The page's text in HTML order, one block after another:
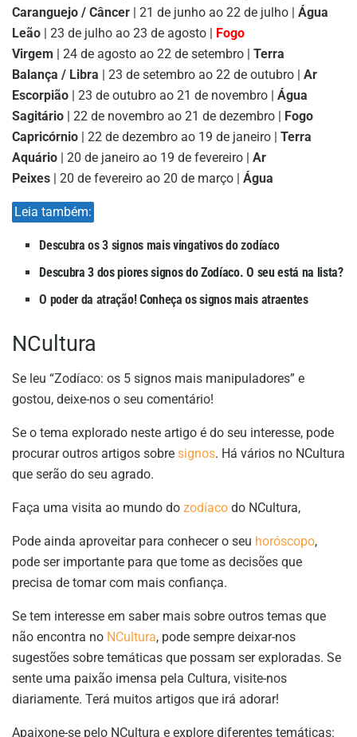
Caranguejo / Câncer | 21 de junho ao 22 de julho | Água
Leão | 23 de julho ao 23 de agosto | Fogo
Virgem | 24 de agosto ao 22 de setembro | Terra
Balança / Libra | 23 de setembro ao 22 de outubro | Ar
Escorpião | 23 de outubro ao 21 de novembro | Água
Sagitário | 22 de novembro ao 21 de dezembro | Fogo
Capricórnio | 22 de dezembro ao 19 de janeiro | Terra
Aquário | 20 de janeiro ao 19 de fevereiro | Ar
Peixes | 20 de fevereiro ao 20 de março | Água
Leia também:
Descubra os 3 signos mais vingativos do zodíaco
Descubra 3 dos piores signos do Zodíaco. O seu está na lista?
O poder da atração! Conheça os signos mais atraentes
NCultura
Se leu “Zodíaco: os 5 signos mais manipuladores” e
gostou, deixe-nos o seu comentário!
Se o tema explorado neste artigo é do seu interesse, pode
procurar outros artigos sobre signos. Há vários no NCultura
que serão do seu agrado.
Faça uma visita ao mundo do zodíaco do NCultura,
Pode ainda aproveitar para conhecer o seu horóscopo,
pode ser importante para que tome as decisões que
precisa de tomar com mais confiança.
Se tem interesse em saber mais sobre outros temas que
não encontra no NCultura, pode sempre deixar-nos
sugestões sobre temáticas que possam ser exploradas. Se
sente uma paixão imensa pela Cultura, visite-nos
diariamente. Terá muitos artigos que irá adorar!
Apaixone-se pelo NCultura e explore diferentes temáticas: